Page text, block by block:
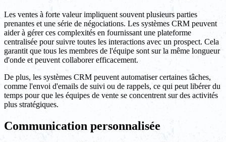
Les ventes à forte valeur impliquent souvent plusieurs parties
prenantes et une série de négociations. Les systèmes CRM peuvent
aider à gérer ces complexités en fournissant une plateforme
centralisée pour suivre toutes les interactions avec un prospect. Cela
garantit que tous les membres de l'équipe sont sur la même longueur
d'onde et peuvent collaborer efficacement.
De plus, les systèmes CRM peuvent automatiser certaines tâches,
comme l'envoi d'emails de suivi ou de rappels, ce qui peut libérer du
temps pour que les équipes de vente se concentrent sur des activités
plus stratégiques.
Communication personnalisée